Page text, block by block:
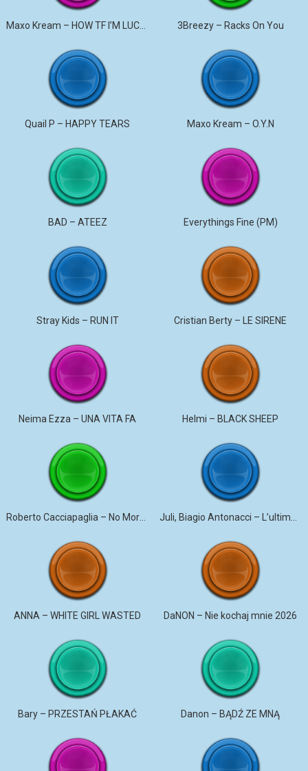
Maxo Kream – HOW TF I’M LUCKY 3Breezy – Racks On You
Quail P – HAPPY TEARS Maxo Kream – O.Y.N
BAD – ATEEZ Everythings Fine (PM)
Stray Kids – RUN IT Cristian Berty – LE SIRENE
Neima Ezza – UNA VITA FA Helmi – BLACK SHEEP
Roberto Cacciapaglia – No More Violence
ANNA – WHITE GIRL WASTED DaNON – Nie kochaj mnie 2026
Bary – PRZESTAŃ PŁAKAĆ Danon – BĄDŹ ZE MNĄ